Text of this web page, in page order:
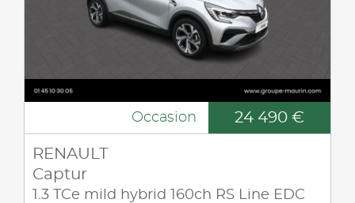
Occasion 24 490 €
RENAULT
Captur
1.3 TCe mild hybrid 160ch RS Line EDC